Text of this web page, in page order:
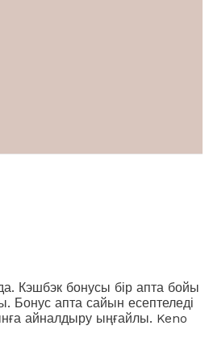
Кэшбэк бонусы бір апта бойы
Бонус апта сайын есептеледі
айналдыру ыңғайлы. Keno